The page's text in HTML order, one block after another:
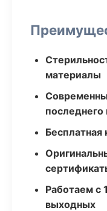
материалы
последнего
Бесплатная
Работаем с
выходных